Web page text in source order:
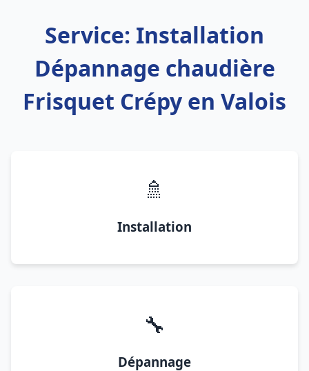
Service: Installation
Dépannage chaudière
Frisquet Crépy en Valois
🚿
Installation
🔧
Dépannage